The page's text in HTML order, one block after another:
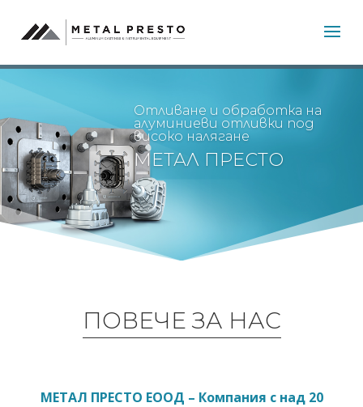
Отливане и обработка на
алуминиеви отливки под
високо налягане
МЕТАЛ ПРЕСТО
ПОВЕЧЕ ЗА НАС
МЕТАЛ ПРЕСТО ЕООД – Компания с над 20